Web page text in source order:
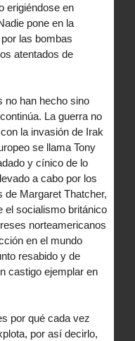
erigiéndose en
pone en la
las bombas
atentados de
no han hecho sino
La guerra no
la invasión de Irak
se llama Tony
y cínico de lo
a cabo por los
de Margaret Thatcher,
el socialismo británico
norteamericanos
en el mundo
resabido y de
castigo ejemplar en
por qué cada vez
por así decirlo,